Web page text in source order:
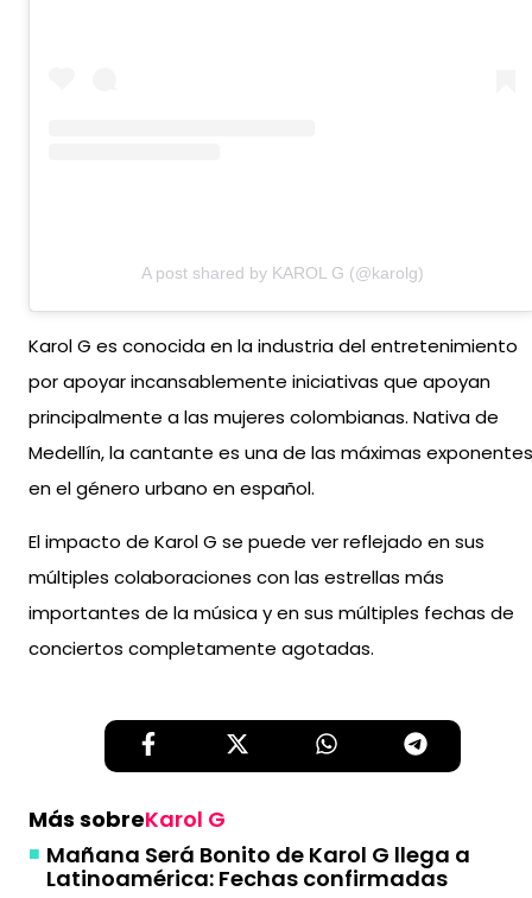
A post shared by KAROL G (@karolg)
Karol G es conocida en la industria del entretenimiento
por apoyar incansablemente iniciativas que apoyan
principalmente a las mujeres colombianas. Nativa de
Medellín, la cantante es una de las máximas exponentes
en el género urbano en español.
El impacto de Karol G se puede ver reflejado en sus
múltiples colaboraciones con las estrellas más
importantes de la música y en sus múltiples fechas de
conciertos completamente agotadas.
Más sobreKarol G
Mañana Será Bonito de Karol G llega a
Latinoamérica: Fechas confirmadas